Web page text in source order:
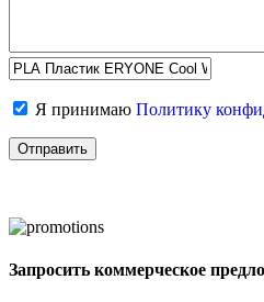
Я принимаю Политику
Запросить коммерческое